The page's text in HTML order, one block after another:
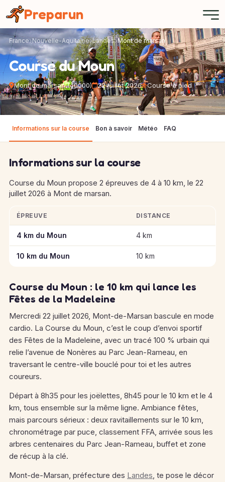
Preparun
France Nouvelle-Aquitaine Landes Mont de marsan
Course du Moun
Mont de marsan (40000) 22 juillet 2026 Course à pied
Informations sur la course Bon à savoir Météo FAQ
Informations sur la course
Course du Moun propose 2 épreuves de 4 à 10 km, le 22
juillet 2026 à Mont de marsan.
Informations clés des épreuves de Course du Moun
ÉPREUVE DISTANCE
4 km du Moun 4 km
10 km du Moun 10 km
Course du Moun : le 10 km qui lance les
Fêtes de la Madeleine
Mercredi 22 juillet 2026, Mont-de-Marsan bascule en mode
cardio. La Course du Moun, c’est le coup d’envoi sportif
des Fêtes de la Madeleine, avec un tracé 100 % urbain qui
relie l’avenue de Nonères au Parc Jean-Rameau, en
traversant le centre-ville bouclé pour toi et les autres
coureurs.
Départ à 8h35 pour les joëlettes, 8h45 pour le 10 km et le 4
km, tous ensemble sur la même ligne. Ambiance fêtes,
mais parcours sérieux : deux ravitaillements sur le 10 km,
chronométrage par puce, classement FFA, arrivée sous les
arbres centenaires du Parc Jean-Rameau, buffet et zone
de récup à la clé.
Mont-de-Marsan, préfecture des Landes, te pose le décor
Panneau de gestion des cookies